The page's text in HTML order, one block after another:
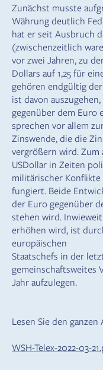
Zunächst musste
Währung deutlich
hat er seit Ausbruch
(zwischenzeitlich
vor zwei Jahren, zu
Dollars auf 1,25 für
gehören endgültig
ist davon
gegenüber dem Euro
sprechen vor allem
Zinswende, die die
vergrößern wird. Zum
USDollar in Zeiten
militärischer Konflikte
fungiert. Beide
der Euro gegenüber
stehen wird.
erhöhen wird, ist
europäischen
Staatschefs in der
gemeinschaftsweites
Jahr aufzulegen.
Lesen Sie den
WSH-Telex-2022-03-